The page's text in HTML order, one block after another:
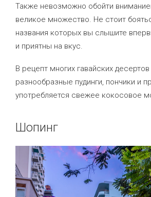
Также невозможно обойти
великое множество. Не стоит
названия которых вы слышите
и приятны на вкус.
В рецепт многих гавайских
разнообразные пудинги, пончики и
употребляется свежее кокосовое
Шопинг